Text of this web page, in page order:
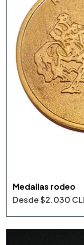
Medallas rodeo
Desde$2.030